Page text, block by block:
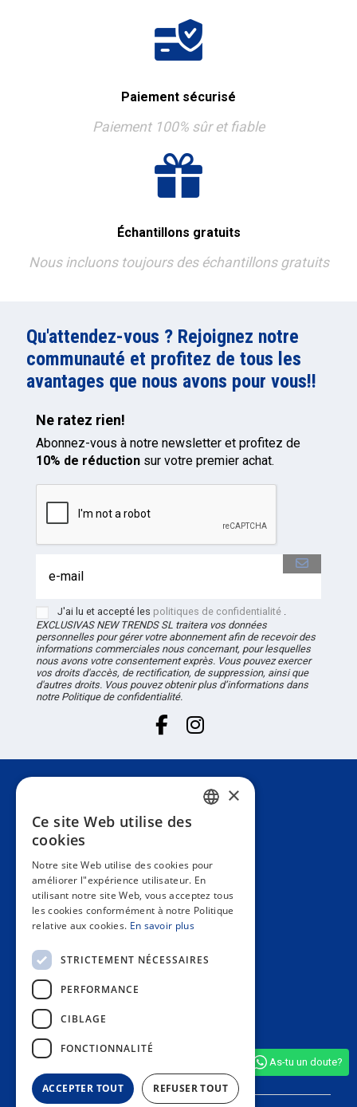
Paiement sécurisé
Paiement 100% sûr et fiable
Échantillons gratuits
Nous incluons toujours des échantillons gratuits
Qu'attendez-vous ? Rejoignez notre
communauté et profitez de tous les
avantages que nous avons pour vous!!
Ne ratez rien!
Abonnez-vous à notre newsletter et profitez de
10% de réductionsur votre premier achat.
J'ai lu et accepté les politiques de confidentialité.
EXCLUSIVAS NEW TRENDS SL traitera vos données
personnelles pour gérer votre abonnement afin de recevoir des
informations commerciales nous concernant, pour lesquelles
nous avons votre consentement exprès. Vous pouvez exercer
vos droits d'accès, de rectification, de suppression, ainsi que
d'autres droits. Vous pouvez obtenir plus d’informations dans
notre Politique de confidentialité.
Information
Espace privé
Contact us
Voir tous les avis boutique (4,9/5)
As-tu un doute?
SPANISH
ENGLISH
ITALIAN
×
Ce site Web utilise des
cookies
Notre site Web utilise des cookies pour
améliorer l"expérience utilisateur. En
utilisant notre site Web, vous acceptez tous
les cookies conformément à notre Politique
relative aux cookies. En savoir plus
STRICTEMENT NÉCESSAIRES
PERFORMANCE
CIBLAGE
FONCTIONNALITÉ
ACCEPTER TOUT REFUSER TOUT